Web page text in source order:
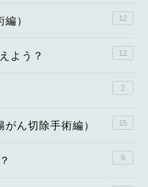
） 12
よう？ 12
2
ん切除手術編） 15
9